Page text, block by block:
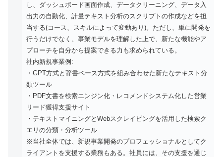
し、ダッシュボード画面作成、データクリーニング、データ入
出力の自動化、計量テキスト分析のスクリプトの作成などを担
当する(コース、スキルによって変動あり)。ただし、単に開発を
行うだけでなく、事業モデルを理解した上で、新たな機能やア
プローチを自分から提案できる力も求められている。
社内新規事業例:
・GPT方式と辞書ベース方式を組み合わせた新たなテキスト分
類ツール
・PDF文書を検索エンジン化・レコメンドシステム化した営業
リード獲得支援サイト
・テキストマイニングとWebスクレイピングを活用した検索ク
エリの分類・分析ツール
※当社全体では、新規事業開発のプロフェッショナルとしてク
ライアントを支援する業務もある。社員には、その支援を通じ